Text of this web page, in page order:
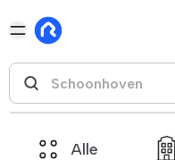
Alle